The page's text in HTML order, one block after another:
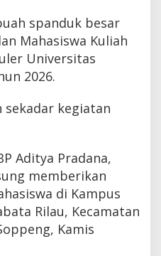
spanduk besar
Mahasiswa Kuliah
Universitas
2026.
kegiatan
Aditya Pradana,
memberikan
di Kampus
Rilau, Kecamatan
Kamis